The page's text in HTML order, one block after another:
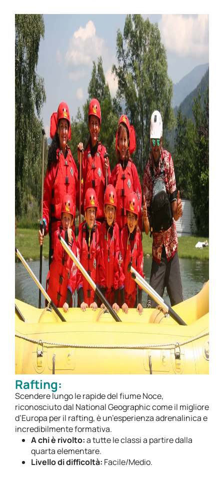
Rafting:
Scendere lungo le rapide del fiume Noce,
riconosciuto dal National Geographic come il migliore
d’Europa per il rafting, è un’esperienza adrenalinica e
incredibilmente formativa.
A chi è rivolto:a tutte le classi a partire dalla
quarta elementare.
Livello di difficoltà: Facile/Medio.